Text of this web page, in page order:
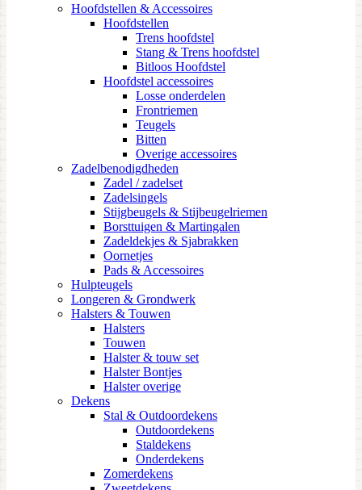
Hoofdstellen & Accessoires
Hoofdstellen
Trens hoofdstel
Stang & Trens hoofdstel
Bitloos Hoofdstel
Hoofdstel accessoires
Losse onderdelen
Frontriemen
Teugels
Bitten
Overige accessoires
Zadelbenodigdheden
Zadel / zadelset
Zadelsingels
Stijgbeugels & Stijbeugelriemen
Borsttuigen & Martingalen
Zadeldekjes & Sjabrakken
Oornetjes
Pads & Accessoires
Hulpteugels
Longeren & Grondwerk
Halsters & Touwen
Halsters
Touwen
Halster & touw set
Halster Bontjes
Halster overige
Dekens
Stal & Outdoordekens
Outdoordekens
Staldekens
Onderdekens
Zomerdekens